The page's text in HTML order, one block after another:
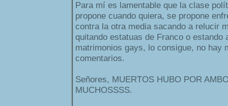
Para mí es lamentable que la clase
propone cuando quiera, se propone
contra la otra media sacando a relucir
quitando estatuas de Franco o estando
matrimonios gays, lo consigue, no hay
comentarios.
Señores, MUERTOS HUBO POR
MUCHOSSSS.